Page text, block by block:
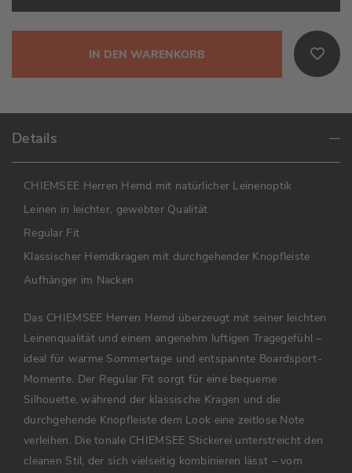
IN DEN WARENKORB
Details
CHIEMSEE Herren Hemd mit natürlicher Leinenoptik
Leinen in leichter, gewebter Qualität
Regular Fit
Klassischer Hemdkragen mit durchgehender Knopfleiste
Aufhänger im Nacken
Das CHIEMSEE Herren Hemd überzeugt mit seiner leichten
Leinenqualität und einem angenehm luftigen Tragegefühl –
ideal für warme Sommertage und entspannte Boardsport-
Momente. Der Regular Fit sorgt für eine bequeme
Silhouette, während der klassische Kragen und die
durchgehende Knopfleiste dem Look eine zeitlose Note
verleihen. Die tonale CHIEMSEE Stickerei unterstreicht den
cleanen Stil, der sich vielseitig kombinieren lässt – vom